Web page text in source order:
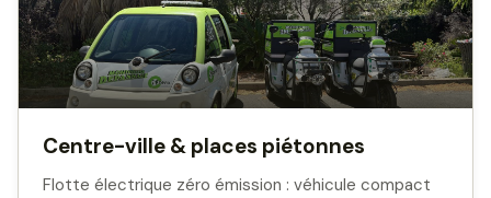
Centre-ville & places piétonnes
Flotte électrique zéro émission : véhicule compact